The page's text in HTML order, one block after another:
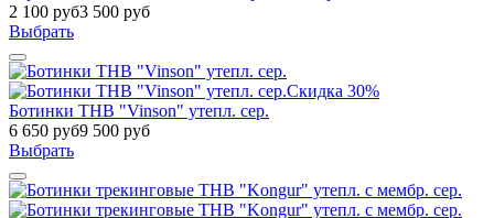
2 100 руб3 500 руб
Выбрать
Скидка 30%
Ботинки THB "Vinson" утепл. сер.
6 650 руб9 500 руб
Выбрать